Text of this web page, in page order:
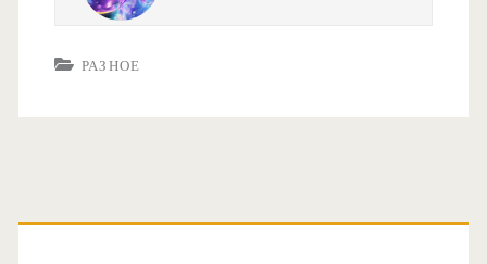
РАЗНОЕ
О